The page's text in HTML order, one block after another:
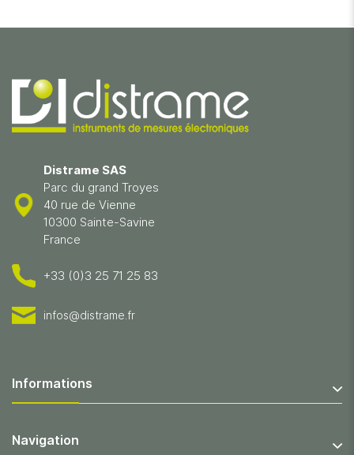
Distrame SAS
Parc du grand Troyes
40 rue de Vienne
10300 Sainte-Savine
France
+33 (0)3 25 71 25 83
infos@distrame.fr
Informations
Navigation